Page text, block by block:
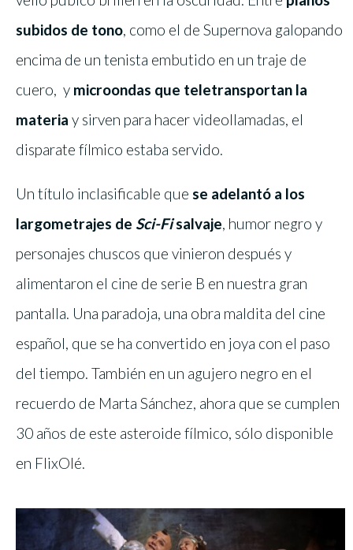
subidos de tono, como el de Supernova galopando
encima de un tenista embutido en un traje de
cuero, y microondas que teletransportan la
materia y sirven para hacer videollamadas, el
disparate fílmico estaba servido.
Un título inclasificable que se adelantó a los
largometrajes de Sci-Fisalvaje, humor negro y
personajes chuscos que vinieron después y
alimentaron el cine de serie B en nuestra gran
pantalla. Una paradoja, una obra maldita del cine
español, que se ha convertido en joya con el paso
del tiempo. También en un agujero negro en el
recuerdo de Marta Sánchez, ahora que se cumplen
30 años de este asteroide fílmico, sólo disponible
en FlixOlé.